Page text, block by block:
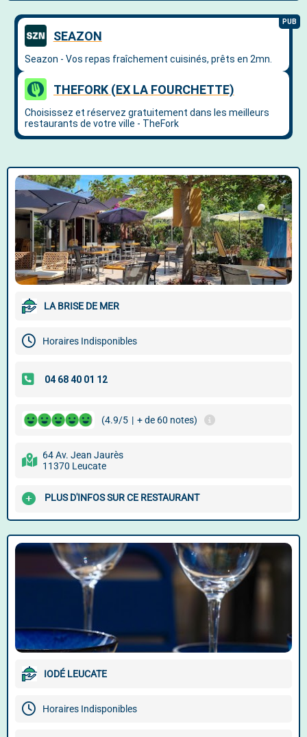
LA BRISE DE MER
Horaires Indisponibles
(4.9/5 | + de 60 notes)
64 Av. Jean Jaurès
11370 Leucate
PLUS D'INFOS SUR CE RESTAURANT
IODÉ LEUCATE
Horaires Indisponibles